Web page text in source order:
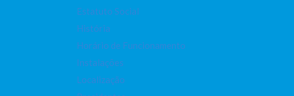
Estatuto Social
História
Horário de Funcionamento
Instalações
Localização